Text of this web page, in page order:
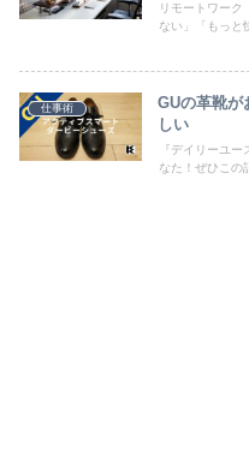
リモートワーク
ない」「もっと
仕事術
GUの革靴が
しい
『デイリーユ
なた！ぜひこの